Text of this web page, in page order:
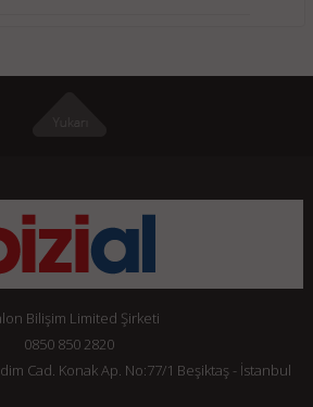
Bilişim Limited Şirketi
0850 850 2820
Cad. Konak Ap. No:77/1 Beşiktaş - İstanbul